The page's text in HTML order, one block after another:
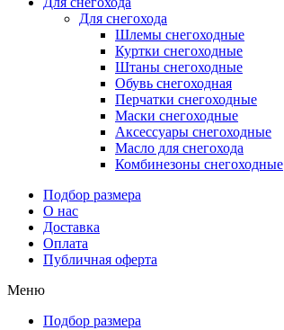
Для снегохода
Шлемы снегоходные
Куртки снегоходные
Штаны снегоходные
Обувь снегоходная
Перчатки снегоходные
Маски снегоходные
Аксессуары снегоходные
Масло для снегохода
Комбинезоны снегоходные
Подбор размера
О нас
Доставка
Оплата
Публичная оферта
Меню
Подбор размера